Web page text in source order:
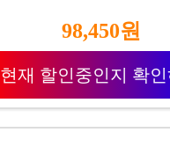
98,450원
현재 할인중인지 확인